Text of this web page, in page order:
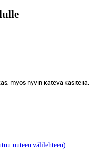
myös hyvin kätevä käsitellä.
uuteen välilehteen)